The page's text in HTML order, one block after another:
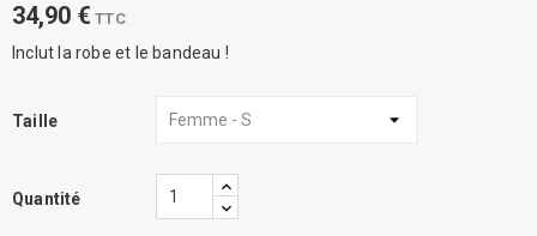
34,90 € TTC
Inclut la robe et le bandeau !
Taille
Quantité